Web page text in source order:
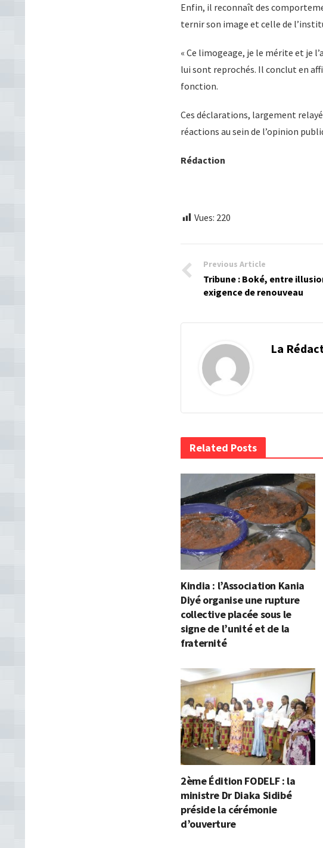
Enfin, il reconnaît des
ternir son image et celle de
« Ce limogeage, je le mérite et je
lui sont reprochés. Il conclut en
fonction.
Ces déclarations, largement
réactions au sein de l’opinion
Rédaction
Vues: 220
Previous Article
Tribune : Boké, entre
exigence de renouveau
La
Related Posts
Kindia : l’Association Kania
Diyé organise une rupture
collective placée sous le
signe de l’unité et de la
fraternité
2ème Édition FODELF : la
ministre Dr Diaka Sidibé
préside la cérémonie
d’ouverture